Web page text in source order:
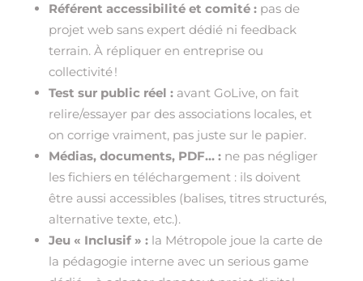
Référent accessibilité et comité :pas de
projet web sans expert dédié ni feedback
terrain. À répliquer en entreprise ou
collectivité !
Test sur public réel :avant GoLive, on fait
relire/essayer par des associations locales, et
on corrige vraiment, pas juste sur le papier.
Médias, documents, PDF… :ne pas négliger
les fichiers en téléchargement : ils doivent
être aussi accessibles (balises, titres structurés,
alternative texte, etc.).
Jeu « Inclusif » :la Métropole joue la carte de
la pédagogie interne avec un serious game